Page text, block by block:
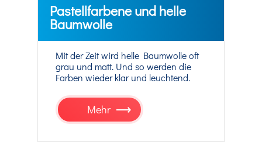
Pastellfarbene und helle
Baumwolle
Mit der Zeit wird helle Baumwolle oft
grau und matt. Und so werden die
Farben wieder klar und leuchtend.
Mehr